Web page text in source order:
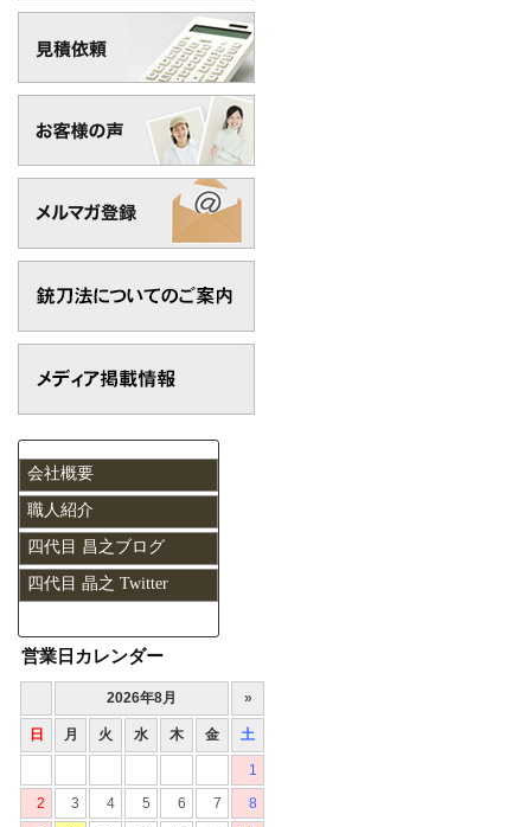
会社概要
職人紹介
四代目 昌之ブログ
四代目 晶之 Twitter
営業日カレンダー